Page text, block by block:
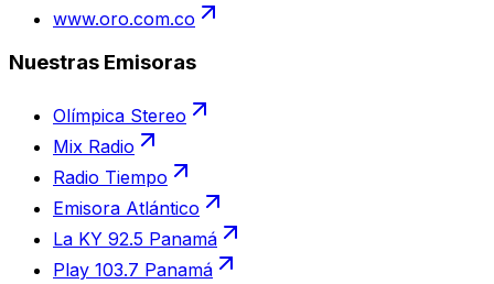
www.oro.com.co
Nuestras Emisoras
Olímpica Stereo
Mix Radio
Radio Tiempo
Emisora Atlántico
La KY 92.5 Panamá
Play 103.7 Panamá